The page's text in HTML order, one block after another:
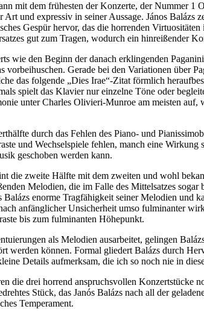
mit dem frühesten der Konzerte, der Nummer
Art und expressiv in seiner Aussage. János
Gespür hervor, das die horrenden
gut zum Tragen, wodurch ein hinreißender
wie den Beginn der danach erklingenden
vorbeihuschen. Gerade bei den Variationen über
das folgende „Dies Irae“-Zitat förmlich
spielt das Klavier nur einzelne Töne oder
unter Charles Olivieri-Munroe am meisten auf,
durch das Fehlen des Piano- und
und Wechselspiele fehlen, manch eine
geschoben werden kann.
die zweite Hälfte mit dem zweiten und wohl
Melodien, die im Falle des Mittelsatzes
Balázs enorme Tragfähigkeit seiner Melodien und
anfänglicher Unsicherheit umso fulminanter
bis zum fulminanten Höhepunkt.
als Melodien ausarbeitet, gelingen
werden können. Formal gliedert Balázs durch
Details aufmerksam, die ich so noch nie in
die drei horrend anspruchsvollen Konzertstücke
Stück, das Janós Balázs nach all der
Temperament.